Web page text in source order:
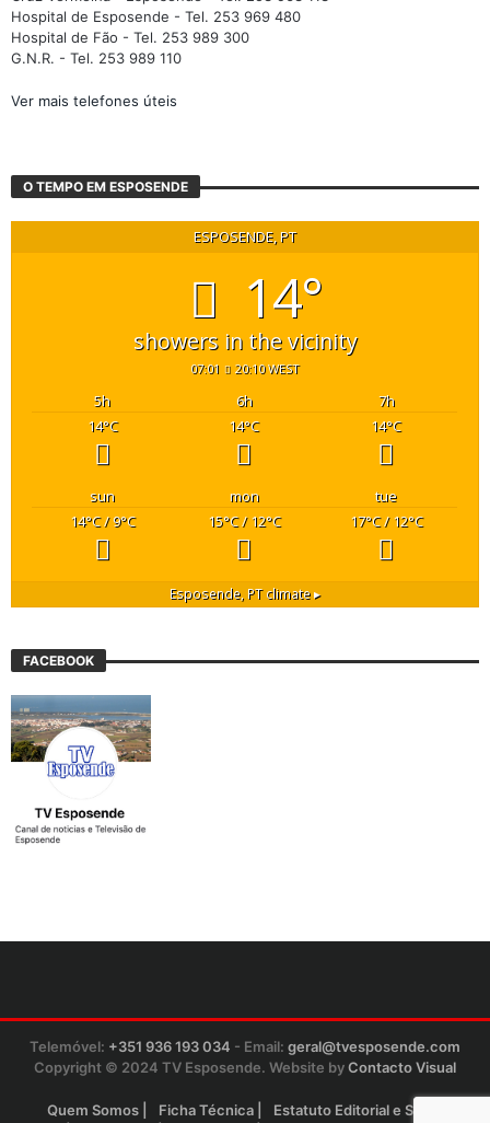
Hospital de Esposende - Tel. 253 969 480
Hospital de Fão - Tel. 253 989 300
G.N.R. - Tel. 253 989 110
Ver mais telefones úteis
O TEMPO EM ESPOSENDE
ESPOSENDE, PT
14°
showers in the vicinity
07:01 20:10 WEST
5h 6h 7h
14°C 14°C 14°C
sun mon
tue
14°C/ 9°C 15°C/ 12°C 17°C/ 12°C
Esposende, PTclimate ▸
FACEBOOK
Telemóvel: +351 936 193 034 - Email: geral@tvesposende.com
Copyright © 2024 TV Esposende. Website byContacto Visual
Quem Somos Ficha Técnica
Estatuto Editorial e Sinopse